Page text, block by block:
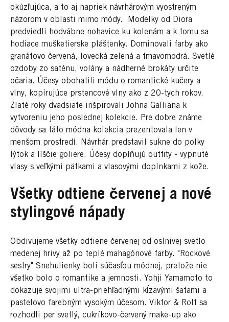
okúzľujúca, a to aj napriek návrhárovým vyostreným
názorom v oblasti mimo módy. Modelky od Diora
predviedli hodvábne nohavice ku kolenám a k tomu sa
hodiace mušketierske pláštenky. Dominovali farby ako
granátovo červená, lovecká zelená a tmavomodrá. Svetlé
ozdoby zo saténu, volány a nádherné brokáty určite
očaria. Účesy obohatili módu o romantické kučery a
vlny, kopírujúce prstencové vlny ako z 20-tych rokov.
Zlaté roky dvadsiate inšpirovali Johna Galliana k
vytvoreniu jeho poslednej kolekcie. Pre dobre známe
dôvody sa táto módna kolekcia prezentovala len v
menšom prostredí. Návrhár predstavil sukne do polky
lýtok a líščie goliere. Účesy doplňujú outfity - vypnuté
vlasy s veľkými pätkami a vlasovými doplnkami z kože.
Všetky odtiene červenej a nové
stylingové nápady
Obdivujeme všetky odtiene červenej od oslnivej svetlo
medenej hrivy až po teplé mahagónové farby. "Rockové
sestry" Snehulienky boli súčasťou módnej, pretože nie
všetko bolo o romantike a jemnosti. Yohji Yamamoto to
dokazuje svojimi ultra-priehľadnými kĺzavými šatami a
pastelovo farebným vysokým účesom. Viktor & Rolf sa
rozhodli per svetlý, cukríkovo-červený make-up ako